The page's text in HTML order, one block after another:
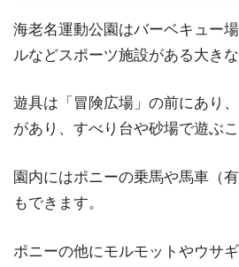
海老名運動公園はバーベキュー
ルなどスポーツ施設がある大きな
遊具は「冒険広場」の前にあり
があり、すべり台や砂場で遊ぶこ
園内にはポニーの乗馬や馬車（
もできます。
ポニーの他にモルモットやウサ